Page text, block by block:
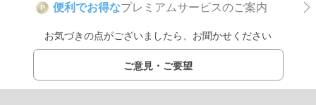
P 便利でお得なプレミアムサービスのご案内
お気づきの点がございましたら、お聞かせください
ご意見・ご要望